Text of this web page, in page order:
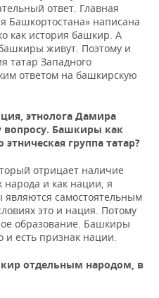
ответ. Главная
Башкортостана» написана
как история башкир. А
живут. Поэтому и
татар Западного
ответом на башкирскую
этнолога Дамира
вопросу. Башкиры как
группа татар?
отрицает наличие
народа и как нации, я
являются самостоятельным
это и нация. Потому
образование. Башкиры
и есть признак нации.
отдельным народом, в